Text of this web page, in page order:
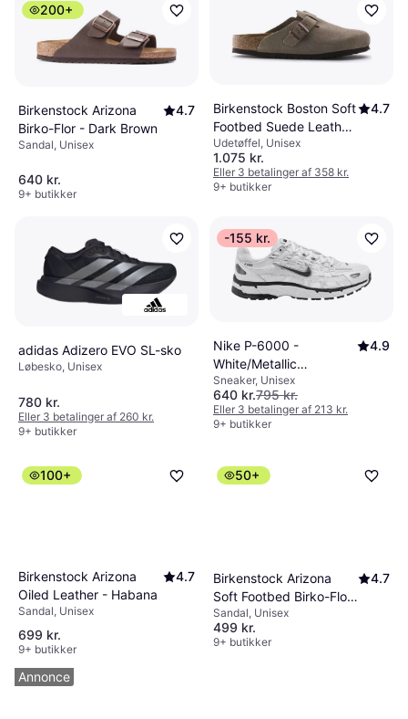
200+
Birkenstock Arizona
Birko-Flor - Dark Brown
4.7
Sandal, Unisex
640 kr.
9+ butikker
Birkenstock Boston Soft
Footbed Suede Leather
- Taupe
4.7
Udetøffel, Unisex
1.075 kr.
Eller 3 betalinger af 358 kr.
9+ butikker
adidas Adizero EVO SL-sko
Løbesko, Unisex
780 kr.
Eller 3 betalinger af 260 kr.
9+ butikker
-155 kr.
Nike P-6000 -
White/Metallic
Silver/Black
4.9
Sneaker, Unisex
640 kr.795 kr.
Eller 3 betalinger af 213 kr.
9+ butikker
100+
Birkenstock Arizona
Oiled Leather - Habana
4.7
Sandal, Unisex
699 kr.
9+ butikker
50+
Birkenstock Arizona
Soft Footbed Birko-Flor
- Black
4.7
Sandal, Unisex
499 kr.
9+ butikker
Annonce